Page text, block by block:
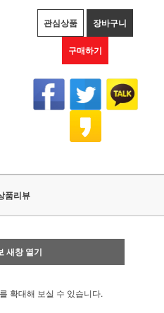
관심상품 장바구니
구매하기
품리뷰
새창 열기
확대해 보실 수 있습니다.